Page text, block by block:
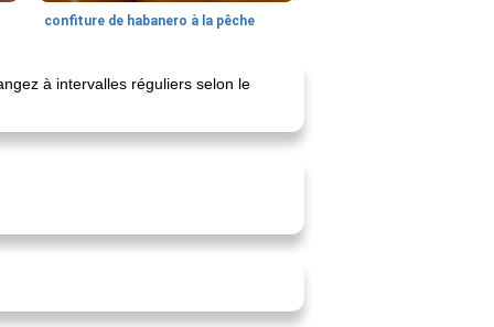
confiture de habanero à la pêche
à intervalles réguliers selon le